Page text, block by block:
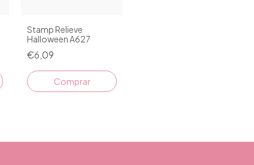
Stamp Relieve
Halloween A627
€6,09